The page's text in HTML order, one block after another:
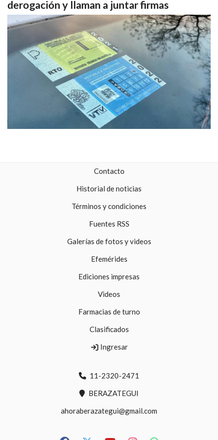
derogación y llaman a juntar firmas
Contacto
Historial de noticias
Términos y condiciones
Fuentes RSS
Galerías de fotos y videos
Efemérides
Ediciones impresas
Videos
Farmacias de turno
Clasificados
Ingresar
11-2320-2471
BERAZATEGUI
ahoraberazategui@gmail.com